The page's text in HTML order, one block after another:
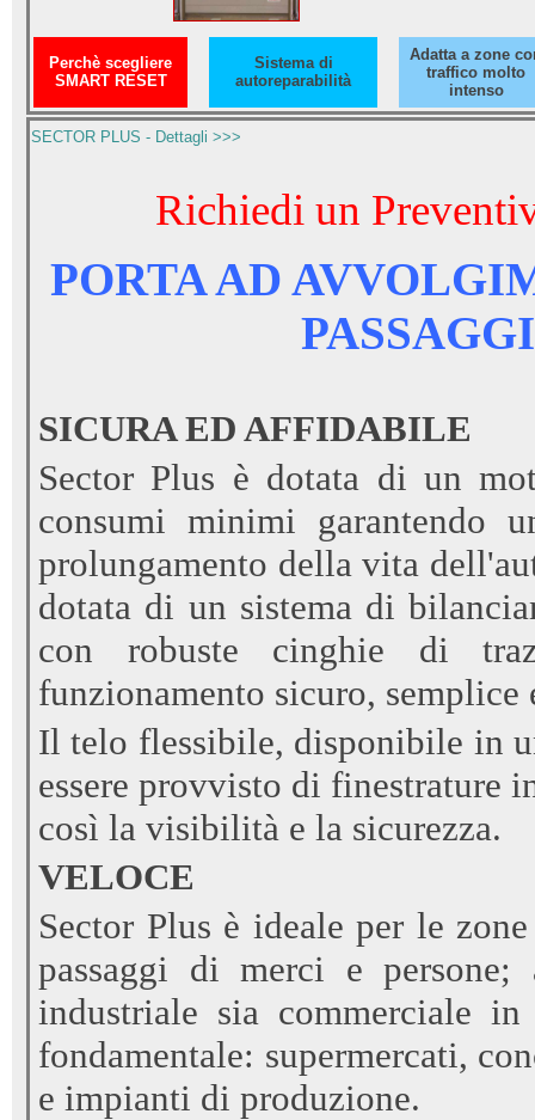
Perchè scegliere
SMART RESET
Sistema di
autoreparabilità
Adatta a zone
traffico molto
intenso
SECTOR PLUS - Dettagli >>>
Richiedi un
PORTA AD
SICURA ED AFFIDABILE
Sector Plus è dotata di un
consumi minimi garantendo
prolungamento della vita
dotata di un sistema di
con robuste cinghie di
funzionamento sicuro, semplice
Il telo flessibile, disponibile in
essere provvisto di finestrature
così la visibilità e la sicurezza.
VELOCE
Sector Plus è ideale per le
passaggi di merci e
industriale sia commerciale
fondamentale: supermercati,
e impianti di produzione.